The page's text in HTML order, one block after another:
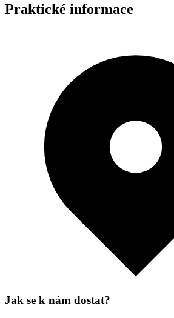
Praktické informace
Jak se k nám dostat?